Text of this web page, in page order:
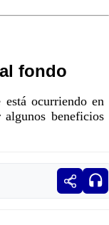
fondo
ocurriendo en
beneficios